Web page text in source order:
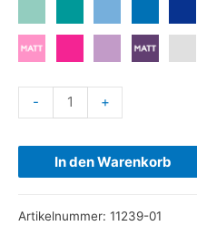
- +
In den Warenkorb
Artikelnummer: 11239-01